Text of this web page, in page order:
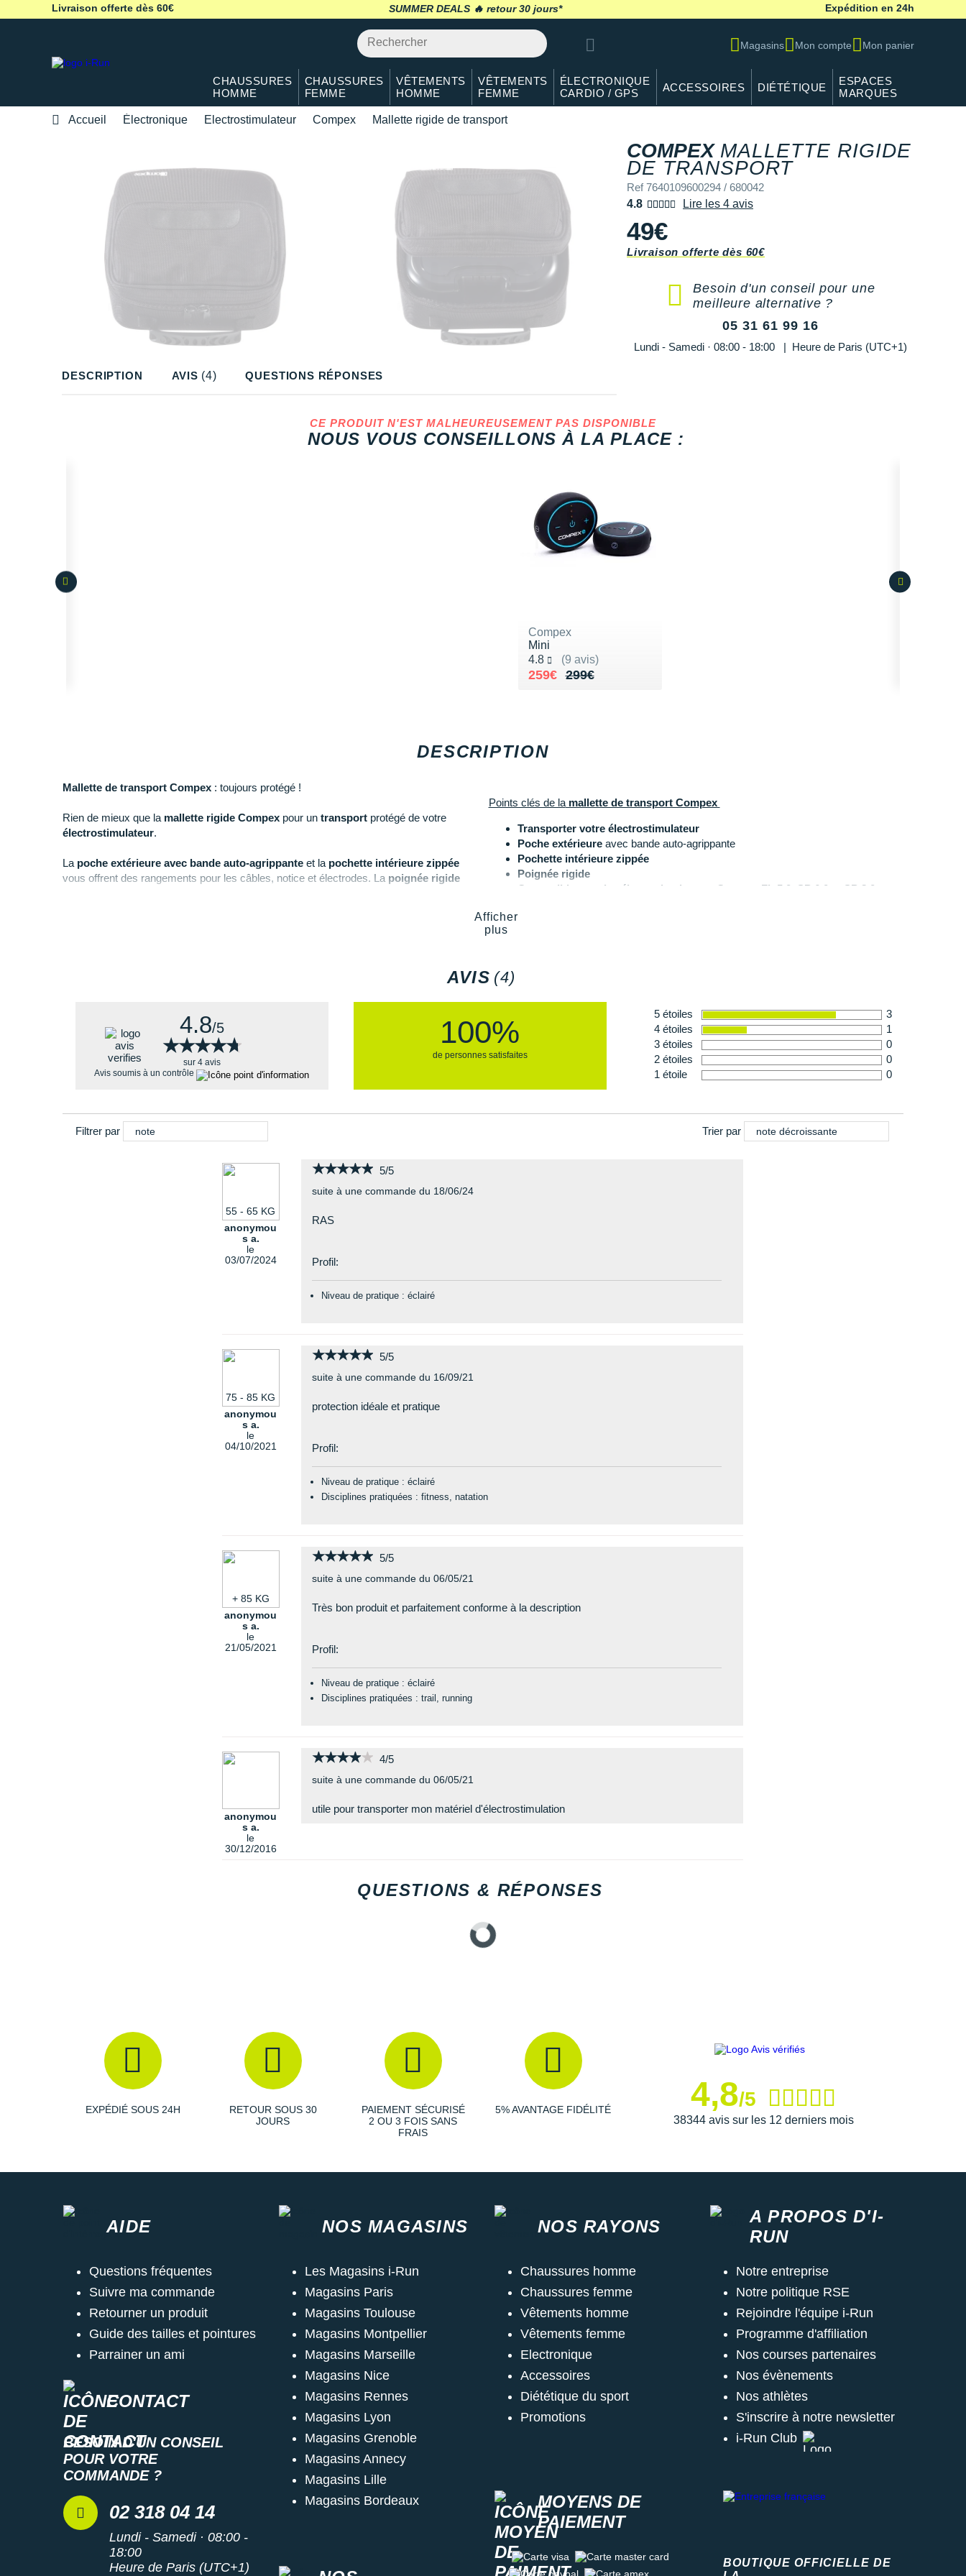
Livraison offerte dès 60€ SUMMER DEALS 🔥 Bons plans de l'été
5% de cashback
retour 30 jours
Expédition en 24h
Magasins Mon compte Mon panier
CHAUSSURES
HOMME
CHAUSSURES
FEMME
VÊTEMENTS
HOMME
VÊTEMENTS
FEMME
ÉLECTRONIQUE
CARDIO / GPS
ACCESSOIRES DIÉTÉTIQUE
ESPACES
MARQUES
Accueil Électronique Electrostimulateur Compex Mallette rigide de transport
COMPEX MALLETTE RIGIDE
DE TRANSPORT
Ref 7640109600294 / 680042
4.8
Lire les 4 avis
49€
Livraison offerte dès 60€
Besoin d'un conseil pour une
meilleure alternative ?
05 31 61 99 16
Lundi - Samedi · 08:00 - 18:00 | Heure de Paris (UTC+1)
DESCRIPTION AVIS (4) QUESTIONS RÉPONSES
CE PRODUIT N'EST MALHEUREUSEMENT PAS DISPONIBLE
NOUS VOUS CONSEILLONS À LA PLACE :
Compex
Mini
4.8
(9 avis)
Noté 4.8 sur 5
299€
Au lieu de 299€
259€
Vendu 259€
DESCRIPTION
Mallette de transport Compex : toujours protégé !
Rien de mieux que la mallette rigide Compex pour un transport protégé de votre
électrostimulateur.
La poche extérieure avec bande auto-agrippante et la pochette intérieure zippée
vous offrent des rangements pour les câbles, notice et électrodes. La poignée rigide
Points clés de lamallette de transport Compex
Transporter votre électrostimulateur
Poche extérieureavec bande auto-agrippante
Pochette intérieure zippée
Poignée rigide
Compatible avec les électostimulateurs Compex Fit 5.0, SP 6.0 et SP 8.0
Afficher
plus
AVIS (4)
4.8/5
★★★★★
★★★★★
sur 4 avis
Avis soumis à un contrôle
100%
de personnes satisfaites
5 étoiles
3
4 étoiles
1
3 étoiles
0
2 étoiles
0
1 étoile
0
Filtrer par note Trier par note décroissante
55 - 65 KG
anonymou
s a.
le
03/07/2024
★★★★★
★★★★★ 5/5
suite à une commande du 18/06/24
RAS
Profil:
Niveau de pratique : éclairé
75 - 85 KG
anonymou
s a.
le
04/10/2021
★★★★★
★★★★★ 5/5
suite à une commande du 16/09/21
protection idéale et pratique
Profil:
Niveau de pratique : éclairé
Disciplines pratiquées : fitness, natation
+ 85 KG
anonymou
s a.
le
21/05/2021
★★★★★
★★★★★ 5/5
suite à une commande du 06/05/21
Très bon produit et parfaitement conforme à la description
Profil:
Niveau de pratique : éclairé
Disciplines pratiquées : trail, running
anonymou
s a.
le
30/12/2016
★★★★★
★★★★★ 4/5
suite à une commande du 06/05/21
utile pour transporter mon matériel d'électrostimulation
QUESTIONS & RÉPONSES
EXPÉDIÉ SOUS 24H
RETOUR SOUS 30
JOURS
PAIEMENT SÉCURISÉ
2 OU 3 FOIS SANS
FRAIS
5% AVANTAGE FIDÉLITÉ 4,8/5
38344 avis sur les 12 derniers mois
CONTACT
BESOIN D'UN CONSEIL
POUR VOTRE
COMMANDE ?
02 318 04 14
Lundi - Samedi · 08:00 -
18:00
Heure de Paris (UTC+1)
MOYENS DE
PAIEMENT
Carte visa
Carte master card
Carte paypal
Carte amex
AIDE
Questions fréquentes
Suivre ma commande
Retourner un produit
Guide des tailles et pointures
Parrainer un ami
NOS MAGASINS
Les Magasins i-Run
Magasins Paris
Magasins Toulouse
Magasins Montpellier
Magasins Marseille
Magasins Nice
Magasins Rennes
Magasins Lyon
Magasins Grenoble
Magasins Annecy
Magasins Lille
Magasins Bordeaux
NOS RAYONS
Chaussures homme
Chaussures femme
Vêtements homme
Vêtements femme
Electronique
Accessoires
Diététique du sport
Promotions
A PROPOS D'I-
RUN
Notre entreprise
Notre politique RSE
Rejoindre l'équipe i-Run
Programme d'affiliation
Nos courses partenaires
Nos évènements
Nos athlètes
S'inscrire à notre newsletter
i-Run Club
BOUTIQUE OFFICIELLE DE